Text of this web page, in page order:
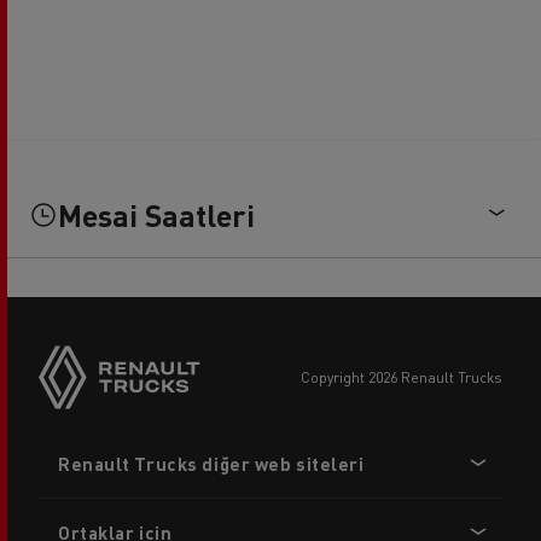
Mesai Saatleri
copyright 2026 Renault Trucks
menu
Renault Trucks diğer web siteleri
Ortaklar için